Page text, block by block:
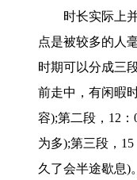
时长实际上并
点是被较多的人
时期可以分成三
前走中，有闲暇
容);第二段，12
为多);第三段，
久了会半途歇息)。